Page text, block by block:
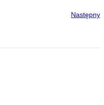
Następny